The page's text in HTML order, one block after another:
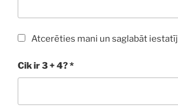
Atcerēties mani un saglabāt
Cik ir 3 + 4?*